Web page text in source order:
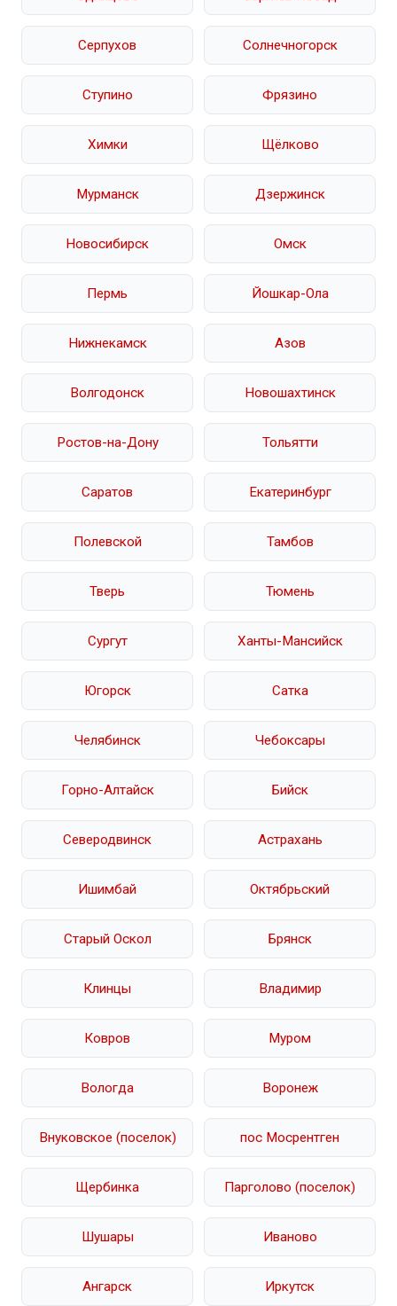
Серпухов Солнечногорск
Ступино Фрязино
Химки Щёлково
Мурманск Дзержинск
Новосибирск Омск
Пермь Йошкар-Ола
Нижнекамск Азов
Волгодонск Новошахтинск
Ростов-на-Дону Тольятти
Саратов Екатеринбург
Полевской Тамбов
Тверь Тюмень
Сургут Ханты-Мансийск
Югорск Сатка
Челябинск Чебоксары
Горно-Алтайск Бийск
Северодвинск Астрахань
Ишимбай Октябрьский
Старый Оскол Брянск
Клинцы Владимир
Ковров Муром
Вологда Воронеж
Внуковское (поселок) пос Мосрентген
Щербинка Парголово (поселок)
Шушары Иваново
Ангарск Иркутск